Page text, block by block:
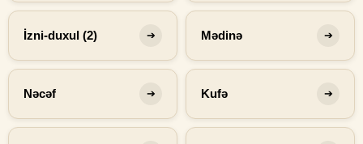
İzni-duxul (2) ➔ Mədinə ➔
Nəcəf ➔ Kufə ➔